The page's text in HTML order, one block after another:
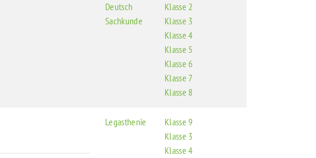
Deutsch
Sachkunde
Klasse 2
Klasse 3
Klasse 4
Klasse 5
Klasse 6
Klasse 7
Klasse 8
Legasthenie
Klasse 9
Klasse 3
Klasse 4